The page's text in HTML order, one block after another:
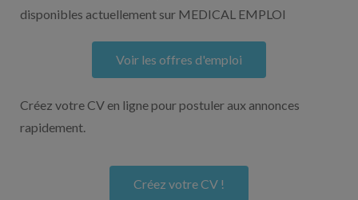
disponibles actuellement sur MEDICAL EMPLOI
Voir les offres d'emploi
Créez votre CV en ligne pour postuler aux annonces
rapidement.
Créez votre CV !